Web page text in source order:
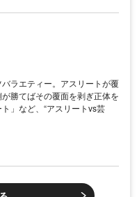
ラエティー。アスリートが覆
勝てばその覆面を剥ぎ正体を
」など、“アスリートvs芸